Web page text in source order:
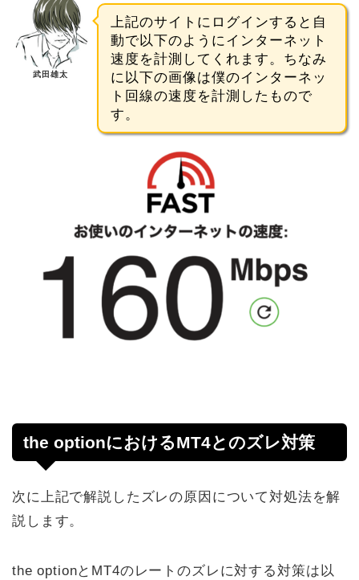
武田雄太
上記のサイトにログインすると自
動で以下のようにインターネット
速度を計測してくれます。ちなみ
に以下の画像は僕のインターネッ
ト回線の速度を計測したもので
す。
the optionにおけるMT4とのズレ対策
次に上記で解説したズレの原因について対処法を解
説します。
the optionとMT4のレートのズレに対する対策は以